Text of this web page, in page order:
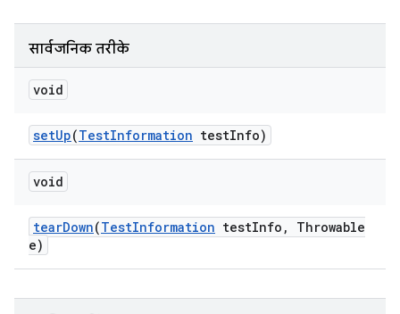
सार्वजनिक तरीके
void
setUp(TestInformation testInfo)
void
tearDown(TestInformation testInfo ,
Throwable
e)